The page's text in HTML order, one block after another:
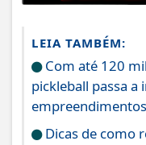
LEIA TAMBÉM:
Com até 120
pickleball passa a
Dicas de como